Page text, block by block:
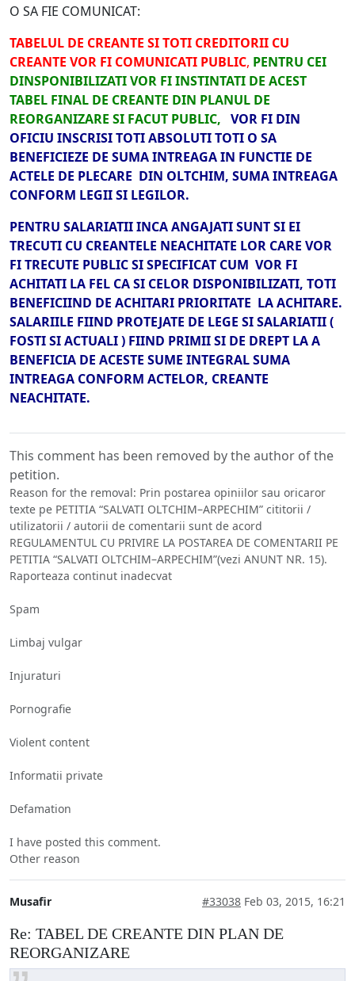
O SA FIE COMUNICAT:
TABELUL DE CREANTE SI TOTI CREDITORII CU
CREANTE VOR FI COMUNICATI PUBLIC, PENTRU CEI
DINSPONIBILIZATI VOR FI INSTINTATI DE ACEST
TABEL FINAL DE CREANTE DIN PLANUL DE
REORGANIZARE SI FACUT PUBLIC, VOR FI DIN
OFICIU INSCRISI TOTI ABSOLUTI TOTI O SA
BENEFICIEZE DE SUMA INTREAGA IN FUNCTIE DE
ACTELE DE PLECARE DIN OLTCHIM, SUMA INTREAGA
CONFORM LEGII SI LEGILOR.
PENTRU SALARIATII INCA ANGAJATI SUNT SI EI
TRECUTI CU CREANTELE NEACHITATE LOR CARE VOR
FI TRECUTE PUBLIC SI SPECIFICAT CUM VOR FI
ACHITATI LA FEL CA SI CELOR DISPONIBILIZATI, TOTI
BENEFICIIND DE ACHITARI PRIORITATE LA ACHITARE.
SALARIILE FIIND PROTEJATE DE LEGE SI SALARIATII (
FOSTI SI ACTUALI ) FIIND PRIMII SI DE DREPT LA A
BENEFICIA DE ACESTE SUME INTEGRAL SUMA
INTREAGA CONFORM ACTELOR, CREANTE
NEACHITATE.
This comment has been removed by the author of the
petition.
Reason for the removal: Prin postarea opiniilor sau oricaror
texte pe PETITIA “SALVATI OLTCHIM–ARPECHIM” cititorii /
utilizatorii / autorii de comentarii sunt de acord
REGULAMENTUL CU PRIVIRE LA POSTAREA DE COMENTARII PE
PETITIA “SALVATI OLTCHIM–ARPECHIM”(vezi ANUNT NR. 15).
Raporteaza continut inadecvat
Spam
Limbaj vulgar
Injuraturi
Pornografie
Violent content
Informatii private
Defamation
I have posted this comment.
Other reason
Musafir #33038 Feb 03, 2015, 16:21
Re: TABEL DE CREANTE DIN PLAN DE
REORGANIZARE